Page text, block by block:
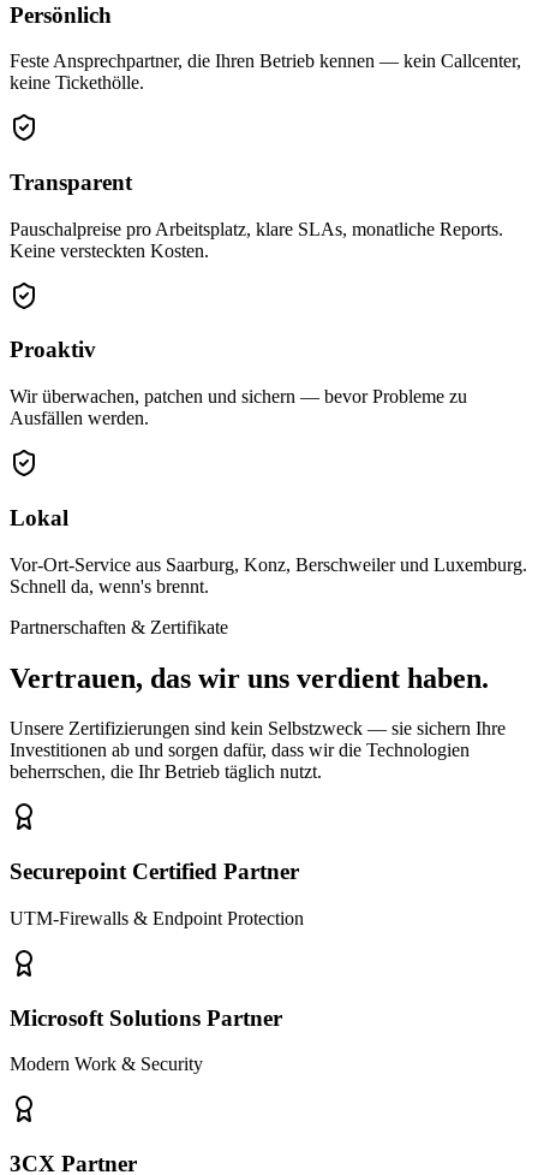
Persönlich
Feste Ansprechpartner, die Ihren Betrieb kennen — kein Callcenter,
keine Tickethölle.
Transparent
Pauschalpreise pro Arbeitsplatz, klare SLAs, monatliche Reports.
Keine versteckten Kosten.
Proaktiv
Wir überwachen, patchen und sichern — bevor Probleme zu
Ausfällen werden.
Lokal
Vor-Ort-Service aus Saarburg, Konz, Berschweiler und Luxemburg.
Schnell da, wenn's brennt.
Partnerschaften & Zertifikate
Vertrauen, das wir uns verdient haben.
Unsere Zertifizierungen sind kein Selbstzweck — sie sichern Ihre
Investitionen ab und sorgen dafür, dass wir die Technologien
beherrschen, die Ihr Betrieb täglich nutzt.
Securepoint Certified Partner
UTM-Firewalls & Endpoint Protection
Microsoft Solutions Partner
Modern Work & Security
3CX Partner